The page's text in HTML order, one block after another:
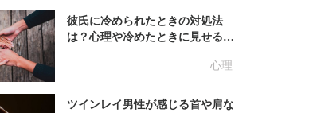
心理
彼氏に冷められたときの対処法
は？心理や冷めたときに見せる…
ツインレイ男性が感じる首や肩な